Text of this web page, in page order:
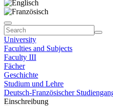
University
Faculties and Subjects
Faculty III
Fächer
Geschichte
Studium und Lehre
Deutsch-Französischer
Einschreibung